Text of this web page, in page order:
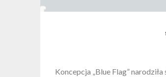
Koncepcja „Blue Flag”